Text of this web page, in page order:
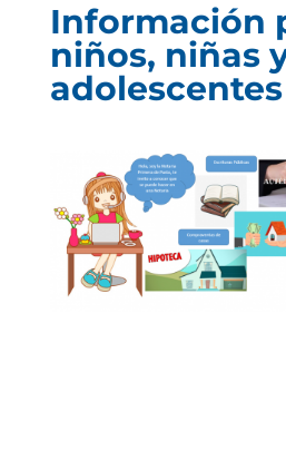
Información
niños, niñas
adolescentes